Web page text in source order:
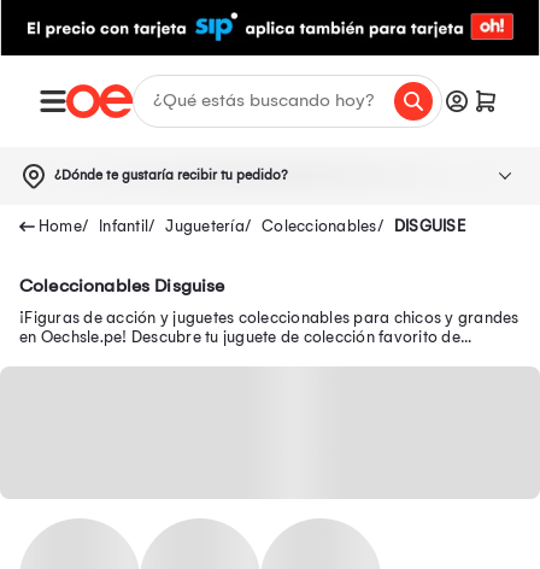
¿Dónde te gustaría recibir tu pedido?
Infantil Juguetería Coleccionables DISGUISE
Coleccionables Disguise
¡Figuras de acción y juguetes coleccionables para chicos y grandes
en Oechsle.pe! Descubre tu juguete de colección favorito de